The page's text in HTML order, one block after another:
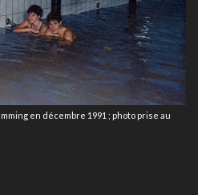
en décembre 1991 ; photo prise au